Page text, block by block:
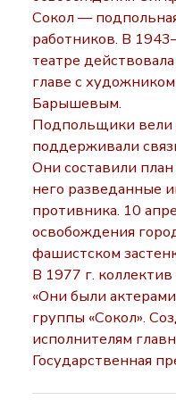
Сокол —
работников. В
театре
главе с
Барышевым.
Подпольщики вели
поддерживали
Они составили
него разведанные
противника. 10
освобождения
фашистском
В 1977 г.
«Они были
группы «Сокол».
исполнителям
Государственная